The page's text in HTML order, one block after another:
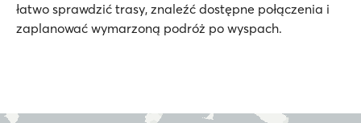
łatwo sprawdzić trasy, znaleźć dostępne połączenia i
zaplanować wymarzoną podróż po wyspach.